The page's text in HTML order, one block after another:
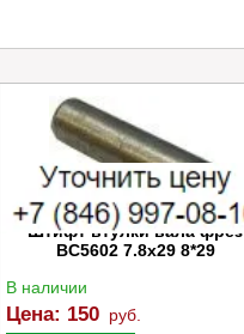
Штифт втулки вала фрез
BC5602 7.8x29 8*29
В наличии
Цена: 150 руб.